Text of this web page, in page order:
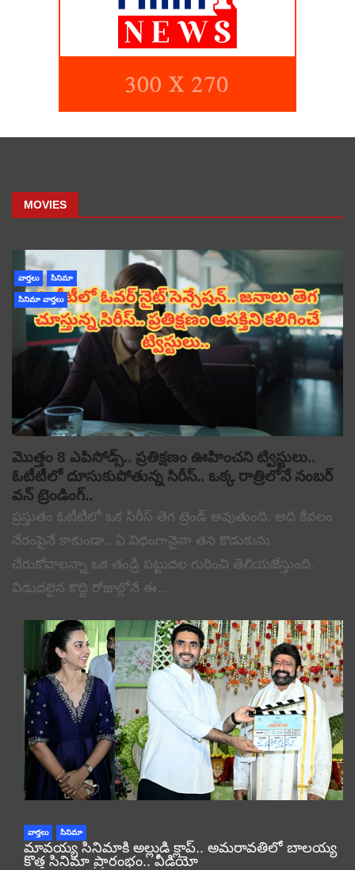
MOVIES
వార్తలు సినిమా
సినిమా వార్తలు
మొత్తం 8 ఎపిసోడ్స్.. ప్రతిక్షణం ఊహించని ట్విస్టులు..
ఓటీటీలో దూసుకుపోతున్న సిరీస్.. ఒక్క రాత్రిలోనే నంబర్
వన్ ట్రెండింగ్..
ప్రస్తుతం ఓటీటీలో ఒక సిరీస్ తెగ ట్రెండ్ అవుతుంది. అది కేవలం
నేరంపైనే కాకుండా.. ఏ విధంగానైనా తన కొడుకును
చేరుకోవాలన్నా ఒక తండ్రి పట్టుదల గురించి తెలియజేస్తుంది.
విడుదలైన కొద్ది రోజుల్లోనే ఈ…
వార్తలు సినిమా
మావయ్య సినిమాకి అల్లుడి క్లాప్.. అమరావతిలో బాలయ్య
కొత్త సినిమా ప్రారంభం.. వీడియో